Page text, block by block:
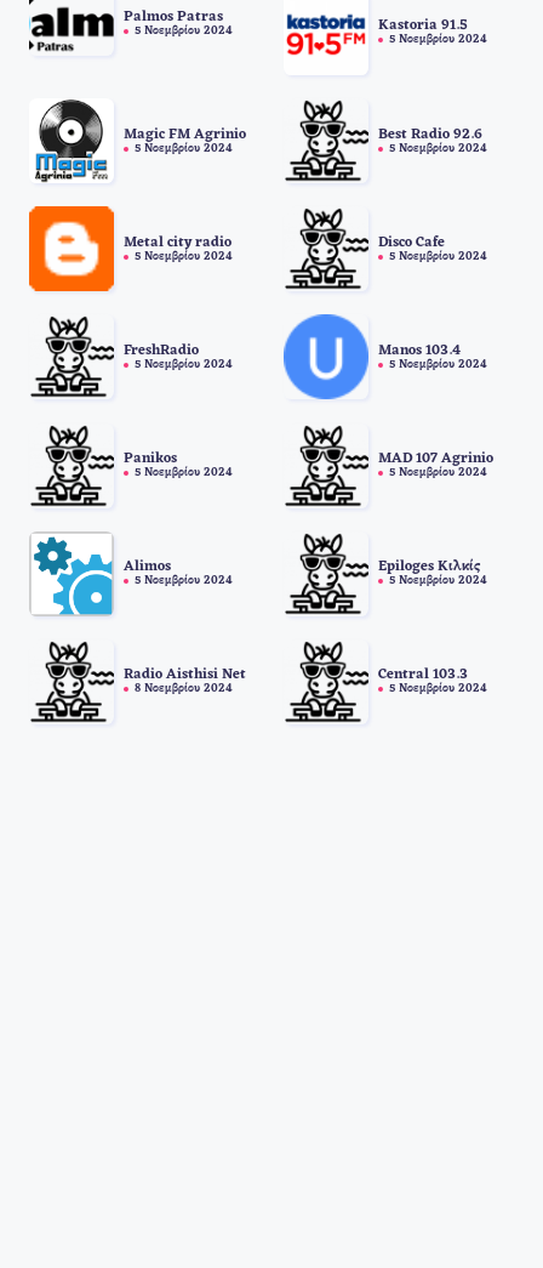
Palmos Patras
5 Νοεμβρίου 2024 Kastoria 91.5
5 Νοεμβρίου 2024
Magic FM Agrinio
5 Νοεμβρίου 2024
Best Radio 92.6
5 Νοεμβρίου 2024
Metal city radio
5 Νοεμβρίου 2024
Disco Cafe
5 Νοεμβρίου 2024
FreshRadio
5 Νοεμβρίου 2024
Manos 103.4
5 Νοεμβρίου 2024
Panikos
5 Νοεμβρίου 2024
MAD 107 Agrinio
5 Νοεμβρίου 2024
Alimos
5 Νοεμβρίου 2024
Epiloges Κιλκίς
5 Νοεμβρίου 2024
Radio Aisthisi Net
8 Νοεμβρίου 2024
Central 103.3
5 Νοεμβρίου 2024